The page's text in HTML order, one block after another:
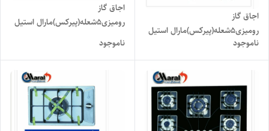
اجاق گاز
رومیزی۵شعله(پیرکس)مارال استیل
مدل ۵۵۰۱۰
ناموجود
اجاق گاز
رومیزی۵شعله(پیرکس)مارال استیل
مدل۵۵۰۲۰
ناموجود